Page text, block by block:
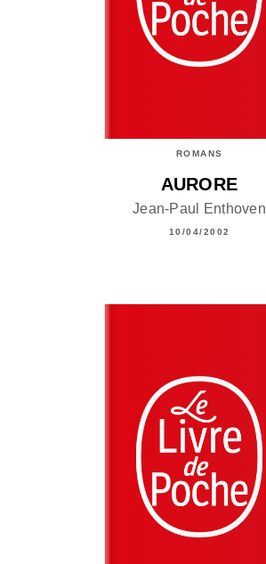
ROMANS
AURORE
Jean-Paul Enthoven
10/04/2002